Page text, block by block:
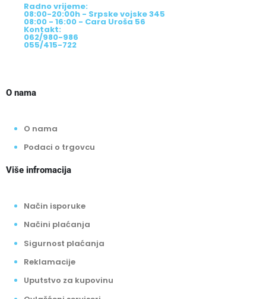
Radno vrijeme:
08:00-20:00h - Srpske vojske 345
08:00 - 16:00 - Cara Uroša 56
Kontakt:
062/980-986
055/415-722
O nama
O nama
Podaci o trgovcu
Više infromacija
Način isporuke
Načini plaćanja
Sigurnost plaćanja
Reklamacije
Uputstvo za kupovinu